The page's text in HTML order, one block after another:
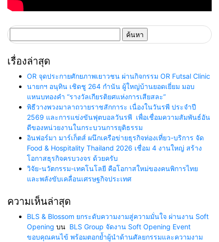
สำหรับ:
เรื่องล่าสุด
OR จุดประกายศักยภาพเยาวชน ผ่านกิจกรรม OR Futsal Clinic
นายกฯ อนุทิน เชิดชู 264 กำนัน ผู้ใหญ่บ้านยอดเยี่ยม มอบ
แหนบทองคำ “รางวัลเกียรติยศแห่งการเสียสละ”
พิธีวางพวงมาลาถวายราชสักการะ เนื่องในวันรพี ประจำปี
2569 และการแข่งขันฟุตบอลวันรพี เพื่อเชื่อมความสัมพันธ์อัน
ดีของหน่วยงานในกระบวนการยุติธรรม
อินฟอร์มา มาร์เก็ตส์ ผนึกเครือข่ายธุรกิจท่องเที่ยว-บริการ จัด
Food & Hospitality Thailand 2026 เชื่อม 4 งานใหญ่ สร้าง
โอกาสธุรกิจครบวงจร ด้วยครับ
วิจัย-นวัตกรรม-เทคโนโลยี คือโอกาสใหม่ของคนพิการไทย
และพลังขับเคลื่อนเศรษฐกิจประเทศ
ความเห็นล่าสุด
BLS & Blossom ยกระดับความงามสู่ความมั่นใจ ผ่านงาน Soft
Opening บน BLS Group จัดงาน Soft Opening Event
ขอบคุณคนไข้ พร้อมตอกย้ำผู้นำด้านศัลยกรรมและความงาม